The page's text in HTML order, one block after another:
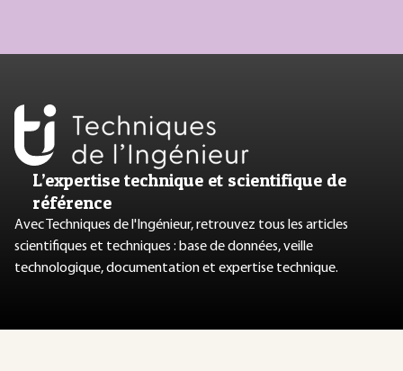
L’expertise technique et scientifique de
référence
Avec Techniques de l'Ingénieur, retrouvez tous les articles
scientifiques et techniques : base de données, veille
technologique, documentation et expertise technique.